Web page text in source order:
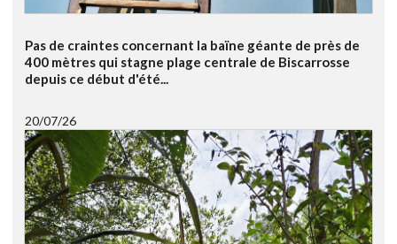
Pas de craintes concernant la baïne géante de près de
400 mètres qui stagne plage centrale de Biscarrosse
depuis ce début d'été...
20/07/26